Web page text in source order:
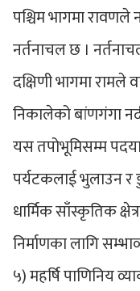
पश्चिम भागमा रावणले
नर्तनाचल छ ।
दक्षिणी भागमा रामले
निकालेको बांणगंगा
यस तपोभूमिसम्म
पर्यटकलाई भुलाउन
धार्मिक साँस्कृतिक
निर्माणका लागि
५) महर्षि पाणिनिय